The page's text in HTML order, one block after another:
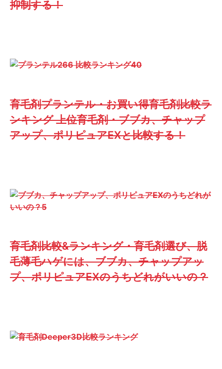
抑制する！
育毛剤プランテル・お買い得育毛剤比較ラ
ンキング 上位育毛剤・ブブカ、チャップ
アップ、ポリピュアEXと比較する！
育毛剤比較&ランキング・育毛剤選び、脱
毛薄毛ハゲには、ブブカ、チャップアッ
プ、ポリピュアEXのうちどれがいいの？